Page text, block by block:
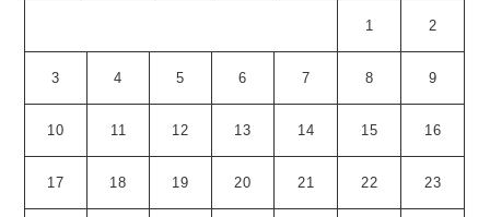
1 2
3 4 5 6 7 8 9
10 11 12 13 14 15 16
17 18 19 20 21 22 23